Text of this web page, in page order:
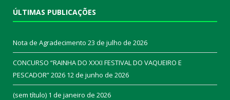
ÚLTIMAS PUBLICAÇÕES
Nota de Agradecimento 23 de julho de 2026
CONCURSO “RAINHA DO XXXI FESTIVAL DO VAQUEIRO E
PESCADOR” 2026 12 de junho de 2026
(sem título) 1 de janeiro de 2026